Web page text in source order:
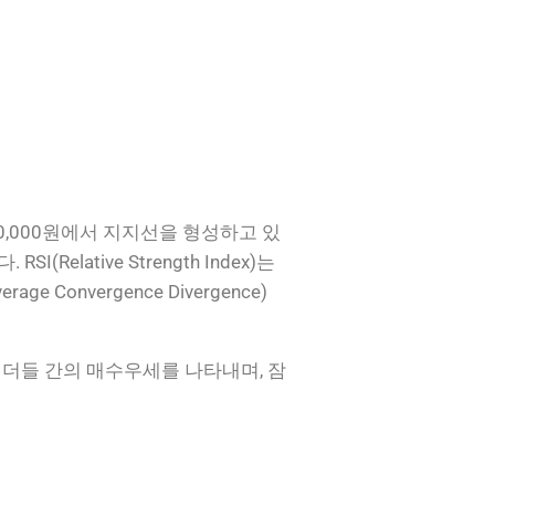
원에서 지지선을 형성하고 있
. RSI(Relative Strength Index)는
Convergence Divergence)
들 간의 매수우세를 나타내며, 잠